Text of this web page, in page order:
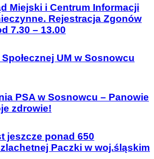
Miejski i Centrum Informacji
Rejestracja Zgonów
7.30 – 13.00
UM w Sosnowcu
PSA w Sosnowcu – Panowie
zdrowie!
jeszcze ponad 650
Paczki w woj.śląskim